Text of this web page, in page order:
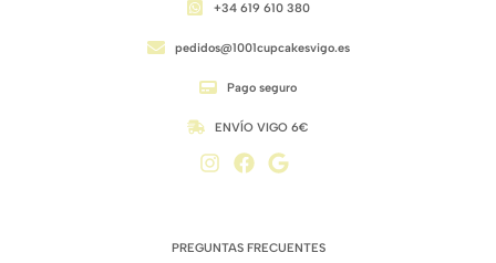
+34 619 610 380
pedidos@1001cupcakesvigo.es
Pago seguro
ENVÍO VIGO 6€
PREGUNTAS FRECUENTES